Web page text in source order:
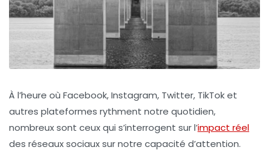
À l’heure où Facebook, Instagram, Twitter, TikTok et
autres plateformes rythment notre quotidien,
nombreux sont ceux qui s’interrogent sur l’impact réel
des réseaux sociaux sur notre capacité d’attention.